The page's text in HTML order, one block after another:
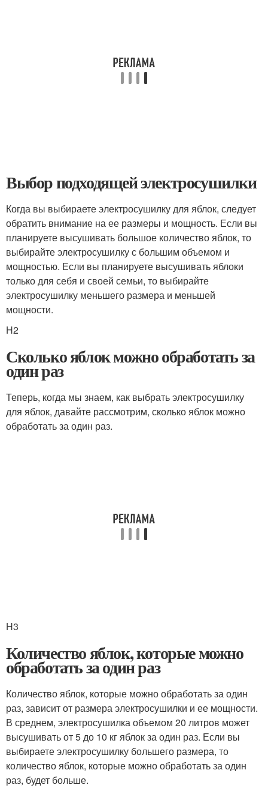
Выбор подходящей электросушилки
Когда вы выбираете электросушилку для яблок, следует
обратить внимание на ее размеры и мощность. Если вы
планируете высушивать большое количество яблок, то
выбирайте электросушилку с большим объемом и
мощностью. Если вы планируете высушивать яблоки
только для себя и своей семьи, то выбирайте
электросушилку меньшего размера и меньшей
мощности.
H2
Сколько яблок можно обработать за
один раз
Теперь, когда мы знаем, как выбрать электросушилку
для яблок, давайте рассмотрим, сколько яблок можно
обработать за один раз.
H3
Количество яблок, которые можно
обработать за один раз
Количество яблок, которые можно обработать за один
раз, зависит от размера электросушилки и ее мощности.
В среднем, электросушилка объемом 20 литров может
высушивать от 5 до 10 кг яблок за один раз. Если вы
выбираете электросушилку большего размера, то
количество яблок, которые можно обработать за один
раз, будет больше.